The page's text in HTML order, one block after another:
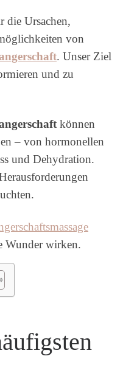
die Ursachen,
von
. Unser Ziel
und zu
können
– von hormonellen
und Dehydration.
Wunder wirken.